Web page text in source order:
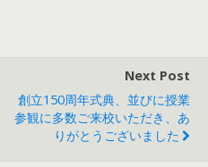
Next Post
創立150周年式典、並びに授業
参観に多数ご来校いただき、あ
りがとうございました